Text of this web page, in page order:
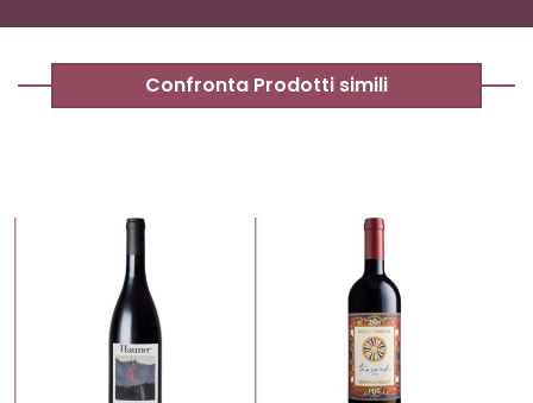
Confronta Prodotti simili